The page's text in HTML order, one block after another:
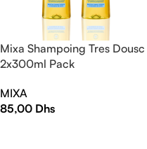
Mixa Shampoing Tres Dousc
2x300ml Pack
MIXA
85,00 Dhs